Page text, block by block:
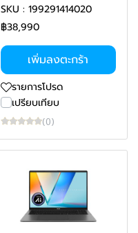
SKU : 199291414020
฿38,990
เพิ่มลงตะกร้า
รายการโปรด
เปรียบเทียบ
(0)